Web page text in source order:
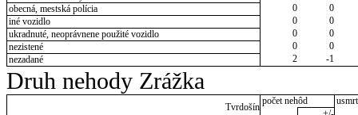
obecná, mestská polícia
0
0
iné vozidlo
0
0
ukradnuté, neoprávnene použité vozidlo
0
0
nezistené
0
0
nezadané
2 -1
Druh nehody Zrážka
Tvrdošín
počet nehôd